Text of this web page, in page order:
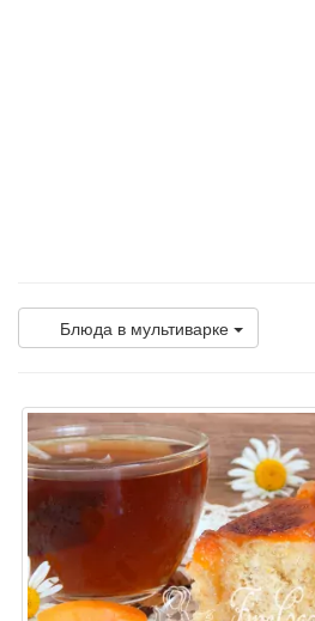
Блюда в мультиварке